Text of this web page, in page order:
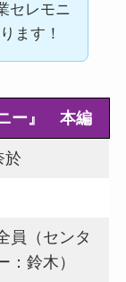
セレモニ
ます！
ニー』 本編
於
員（センタ
：鈴木）